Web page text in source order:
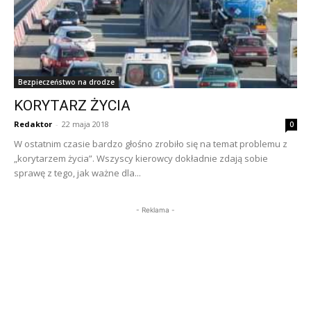
Bezpieczeństwo na drodze
KORYTARZ ŻYCIA
Redaktor - 22 maja 2018 0
W ostatnim czasie bardzo głośno zrobiło się na temat problemu z
„korytarzem życia”. Wszyscy kierowcy dokładnie zdają sobie
sprawę z tego, jak ważne dla...
- Reklama -